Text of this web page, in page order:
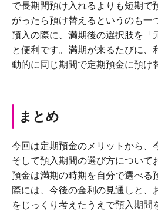
で長期間預け入れるよりも短期で
がったら預け替えるというのも一
預入の際に、満期後の選択肢を「
と便利です。満期が来るたびに、
動的に同じ期間で定期預金に預け
まとめ
今回は定期預金のメリットから、
そして預入期間の選び方について
預金は満期の時期を自分で選べる
際には、今後の金利の見通しと、
をじっくり考えたうえで預入期間